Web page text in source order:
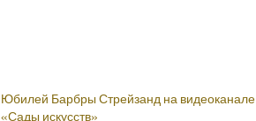
Юбилей Барбры Стрейзанд на видеоканале
«Сады искусств»